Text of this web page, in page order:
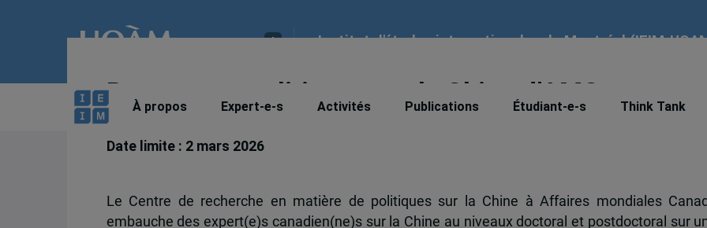
Institut d'études internationales de Montréal (IEIM-
À propos Expert-e-s Activités Publications Étudiant-e-s Think Tank
Bourses en politiques sur la Chine d’AMC
Date limite : 2 mars 2026
Le Centre de recherche en matière de politiques sur la Chine à Affaires mondiales
embauche des expert(e)s canadien(ne)s sur la Chine au niveaux doctoral et postdoctoral sur